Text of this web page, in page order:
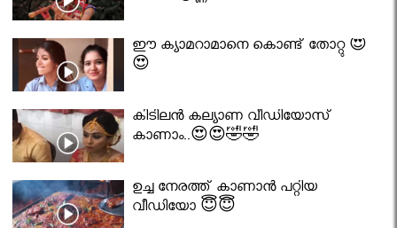
ഈ ക്യാമറാമാനെ കൊണ്ട് തോറ്റു 😍
😍
കിടിലൻ കല്യാണ വീഡിയോസ്
കാണാം..😍😍🤣🤣
ഉച്ച നേരത്ത് കാണാൻ പറ്റിയ
വീഡിയോ 😇😇